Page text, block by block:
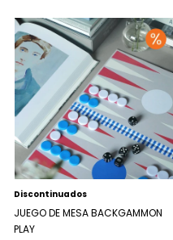
Discontinuados
JUEGO DE MESA BACKGAMMON
PLAY